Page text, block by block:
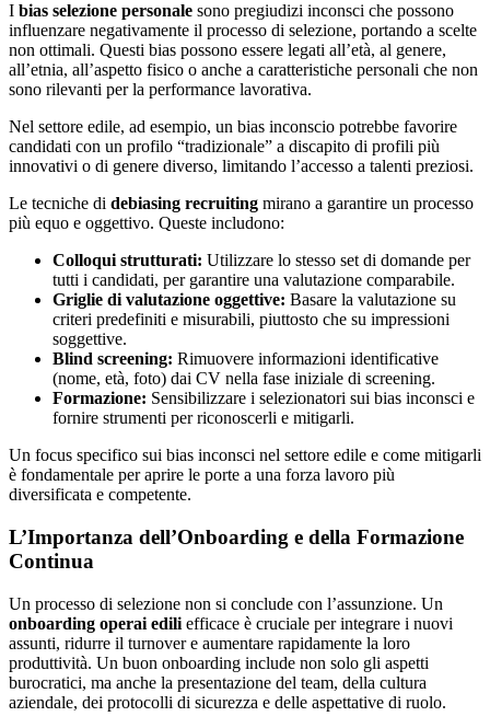
I bias selezione personale sono pregiudizi inconsci che possono
influenzare negativamente il processo di selezione, portando a scelte
non ottimali. Questi bias possono essere legati all’età, al genere,
all’etnia, all’aspetto fisico o anche a caratteristiche personali che non
sono rilevanti per la performance lavorativa.
Nel settore edile, ad esempio, un bias inconscio potrebbe favorire
candidati con un profilo “tradizionale” a discapito di profili più
innovativi o di genere diverso, limitando l’accesso a talenti preziosi.
Le tecniche di debiasing recruiting mirano a garantire un processo
più equo e oggettivo. Queste includono:
Colloqui strutturati: Utilizzare lo stesso set di domande per
tutti i candidati, per garantire una valutazione comparabile.
Griglie di valutazione oggettive: Basare la valutazione su
criteri predefiniti e misurabili, piuttosto che su impressioni
soggettive.
Blind screening: Rimuovere informazioni identificative
(nome, età, foto) dai CV nella fase iniziale di screening.
Formazione: Sensibilizzare i selezionatori sui bias inconsci e
fornire strumenti per riconoscerli e mitigarli.
Un focus specifico sui bias inconsci nel settore edile e come mitigarli
è fondamentale per aprire le porte a una forza lavoro più
diversificata e competente.
L’Importanza dell’Onboarding e della Formazione
Continua
Un processo di selezione non si conclude con l’assunzione. Un
onboarding operai edili efficace è cruciale per integrare i nuovi
assunti, ridurre il turnover e aumentare rapidamente la loro
produttività. Un buon onboarding include non solo gli aspetti
burocratici, ma anche la presentazione del team, della cultura
aziendale, dei protocolli di sicurezza e delle aspettative di ruolo.